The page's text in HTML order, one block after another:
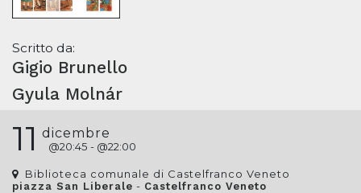
Scritto da:
Gigio Brunello
Gyula Molnár
11 dicembre
@20:45 - @22:00
Biblioteca comunale di Castelfranco Veneto
piazza San Liberale - Castelfranco Veneto